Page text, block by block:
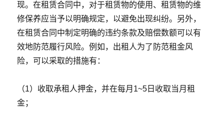
现。在租赁合同中，对于租赁物的使用、租赁物的维
修保养应当予以明确规定，以避免出现纠纷。另外，
在租赁合同中制定明确的违约条款及赔偿数额可以有
效地防范履行风险。例如，出租人为了防范租金风
险，可以采取的措施有：
（1）收取承租人押金，并在每月1~5日收取当月租
金；